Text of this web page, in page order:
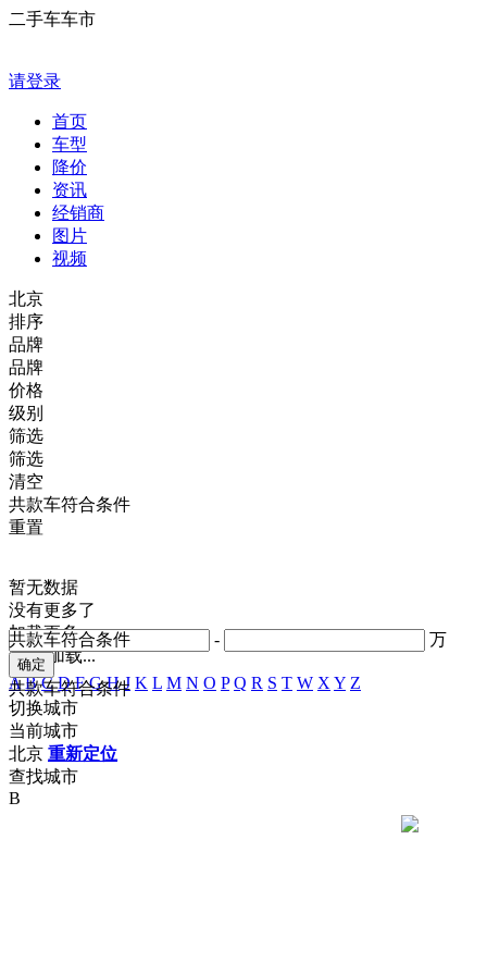
二手车车市
请登录
首页
车型
降价
资讯
经销商
图片
视频
北京
排序
品牌
品牌
价格
- 万
共款车符合条件
级别
共款车符合条件
筛选
筛选
清空
共款车符合条件
重置
暂无数据
没有更多了
加载更多
正在加载...
A B C D F G H J K L M N O P Q R S T W X Y Z
切换城市
当前城市
北京 重新定位
查找城市
B